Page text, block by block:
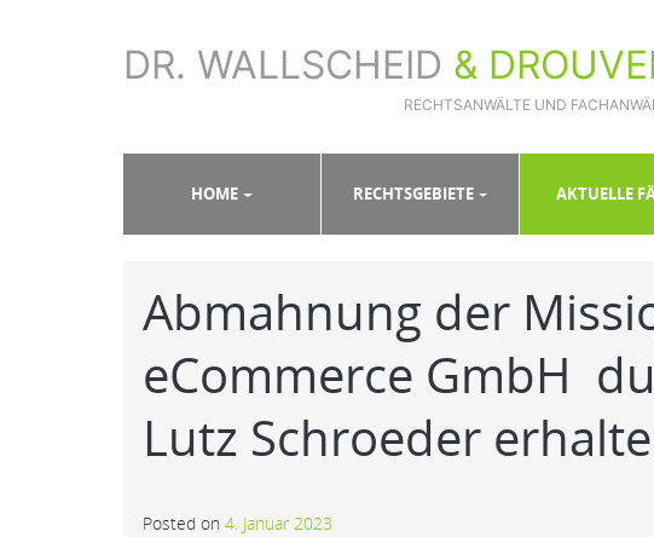
DR. WALLSCHEID &
RECHTSANWÄLTE UND
HOME RECHTSGEBIETE AKTUELLE
Abmahnung der
eCommerce GmbH
Lutz Schroeder
Posted on 4. Januar 2023